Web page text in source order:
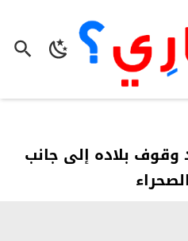
وقوف بلاده إلى جانب